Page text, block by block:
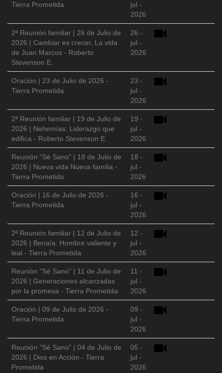
Tierra Prometida
jul -
2026
2ª Reunión familiar | 26 de Julio de
2026 | Cambiar es crecer, La vida
de Juan Marcos - Roberto
Stevenson E.
26 -
jul -
2026
Oración | 23 de Julio de 2026 -
Tierra Prometida
23 -
jul -
2026
2ª Reunión familiar | 19 de Julio de
2026 | Nehemías: Liderazgo que
edifica - Roberto Stevenson E.
19 -
jul -
2026
Reunión "Sé Sano" | 18 de Julio de
2026 | Nueva vida Nueva familia -
Tierra Prometida
18 -
jul -
2026
Oración | 16 de Julio de 2026 -
Tierra Prometida
16 -
jul -
2026
2ª Reunión familiar | 12 de Julio de
2026 | Benaía: Hombre valiente y
leal - Tierra Prometida
12 -
jul -
2026
Reunión "Sé Sano" | 11 de Julio de
2026 | Generaciones alcanzadas
por la promesa - Tierra Prometida
11 -
jul -
2026
Oración | 09 de Julio de 2026 -
Tierra Prometida
09 -
jul -
2026
Reunión "Sé Sano" | 04 de Julio de
2026 | Dios en Acción - Tierra
Prometida
05 -
jul -
2026